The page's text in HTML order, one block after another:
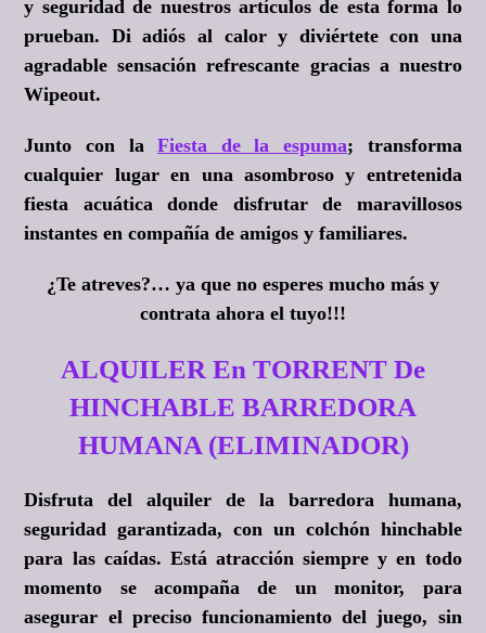
y seguridad de nuestros artículos de esta forma lo
prueban. Di adiós al calor y diviértete con una
agradable sensación refrescante gracias a nuestro
Wipeout.
Junto con laFiesta de la espuma; transforma
cualquier lugar en una asombroso y entretenida
fiesta acuática donde disfrutar de maravillosos
instantes en compañía de amigos y familiares.
¿Te atreves?… ya que no esperes mucho más y
contrata ahora el tuyo!!!
ALQUILER En TORRENT De
HINCHABLE BARREDORA
HUMANA (ELIMINADOR)
Disfruta del alquiler de la barredora humana,
seguridad garantizada, con un colchón hinchable
para las caídas. Está atracción siempre y en todo
momento se acompaña de un monitor, para
asegurar el preciso funcionamiento del juego, sin